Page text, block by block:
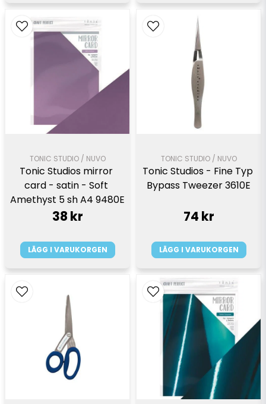
TONIC STUDIO / NUVO
Tonic Studios mirror
card - satin - Soft
Amethyst 5 sh A4 9480E
38 kr
LÄGG I VARUKORGEN
TONIC STUDIO / NUVO
Tonic Studios - Fine Typ
Bypass Tweezer 3610E
74 kr
LÄGG I VARUKORGEN